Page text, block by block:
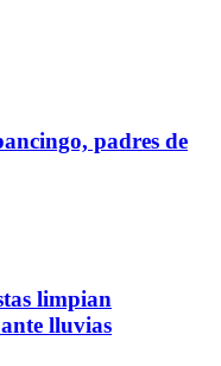
padres de
limpian
lluvias